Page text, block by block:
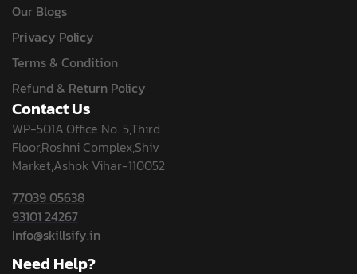
Our Blogs
Privacy Policy
Terms & Condition
Refund & Return Policy
Contact Us
WP-501A,Office No. 5,Third
Floor,Roshni Complex,Shiv
Market,Ashok Vihar-110052
77039 05638
93101 24267
Info@skillsify.in
Need Help?